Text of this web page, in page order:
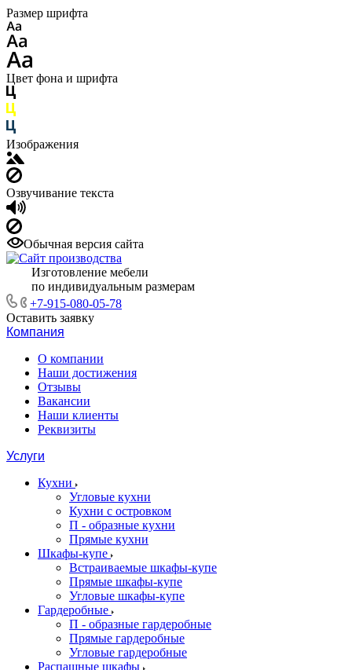
Размер шрифта
Цвет фона и шрифта
Изображения
Озвучивание текста
Обычная версия сайта
Изготовление мебели
по индивидуальным размерам
+7-915-080-05-78
Оставить заявку
Компания
О компании
Наши достижения
Отзывы
Вакансии
Наши клиенты
Реквизиты
Услуги
Кухни
Угловые кухни
Кухни с островком
П - образные кухни
Прямые кухни
Шкафы-купе
Встраиваемые шкафы-купе
Прямые шкафы-купе
Угловые шкафы-купе
Гардеробные
П - образные гардеробные
Прямые гардеробные
Угловые гардеробные
Распашные шкафы